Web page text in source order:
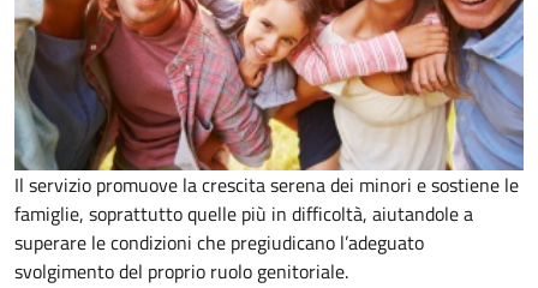
Il servizio promuove la crescita serena dei minori e sostiene le
famiglie, soprattutto quelle più in difficoltà, aiutandole a
superare le condizioni che pregiudicano l’adeguato
svolgimento del proprio ruolo genitoriale.